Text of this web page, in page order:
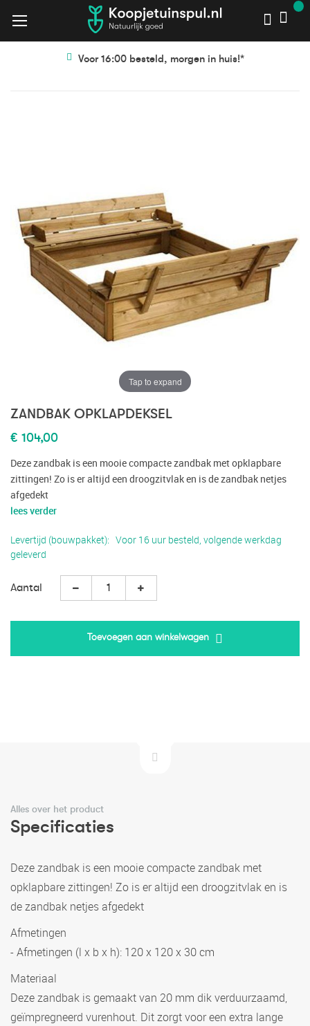
Voor 16:00 besteld, morgen in huis!*
ZANDBAK OPKLAPDEKSEL
€ 104,00
Deze zandbak is een mooie compacte zandbak met opklapbare
zittingen! Zo is er altijd een droogzitvlak en is de zandbak netjes
afgedekt
lees verder
Levertijd (bouwpakket)
Voor 16 uur besteld, volgende werkdag
geleverd
Aantal
Toevoegen aan winkelwagen
gallerij
gallerij
Tap to expand
Alles over het product
Specificaties
Deze zandbak is een mooie compacte zandbak met
opklapbare zittingen! Zo is er altijd een droogzitvlak en is
de zandbak netjes afgedekt
Afmetingen
- Afmetingen (l x b x h): 120 x 120 x 30 cm
Materiaal
Deze zandbak is gemaakt van 20 mm dik verduurzaamd,
geïmpregneerd vurenhout. Dit zorgt voor een extra lange